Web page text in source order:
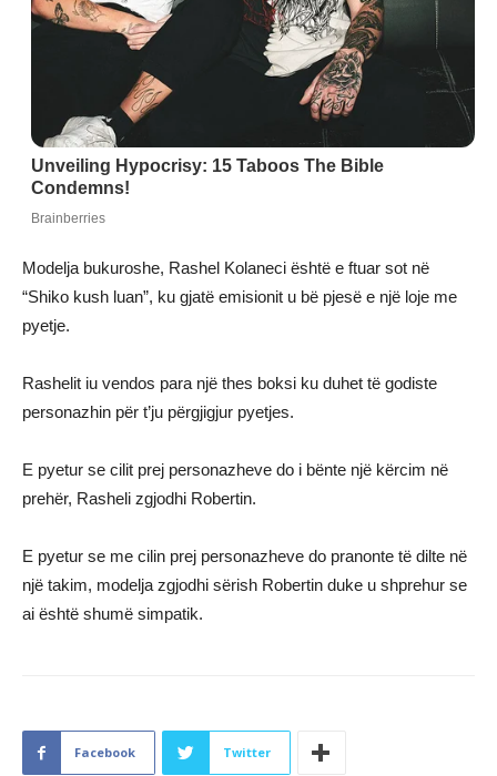
Modelja bukuroshe, Rashel Kolaneci është e ftuar sot në
“Shiko kush luan”, ku gjatë emisionit u bë pjesë e një loje me
pyetje.
Rashelit iu vendos para një thes boksi ku duhet të godiste
personazhin për t’ju përgjigjur pyetjes.
E pyetur se cilit prej personazheve do i bënte një kërcim në
prehër, Rasheli zgjodhi Robertin.
E pyetur se me cilin prej personazheve do pranonte të dilte në
një takim, modelja zgjodhi sërish Robertin duke u shprehur se
ai është shumë simpatik.
Facebook Twitter